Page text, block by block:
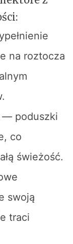
na roztocza
— poduszki
co
świeżość.
swoją
traci